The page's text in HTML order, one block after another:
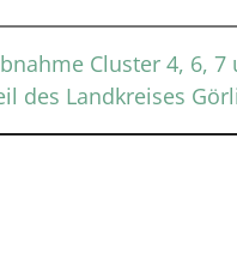
Cluster 4, 6, 7
des Landkreises